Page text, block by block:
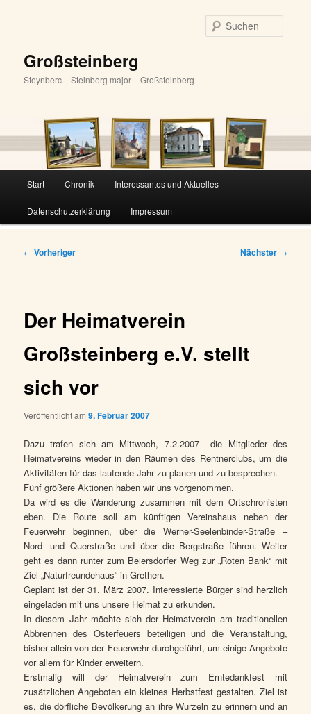
Großsteinberg
Steynberc – Steinberg major – Großsteinberg
Start Chronik Interessantes und Aktuelles
Datenschutzerklärung Impressum
Beitragsnavigation
← Vorheriger Nächster →
Der Heimatverein
Großsteinberg e.V. stellt
sich vor
Veröffentlicht am9. Februar 2007
Dazu trafen sich am Mittwoch, 7.2.2007 die Mitglieder des
Heimatvereins wieder in den Räumen des Rentnerclubs, um die
Aktivitäten für das laufende Jahr zu planen und zu besprechen.
Fünf größere Aktionen haben wir uns vorgenommen.
Da wird es die Wanderung zusammen mit dem Ortschronisten
eben. Die Route soll am künftigen Vereinshaus neben der
Feuerwehr beginnen, über die Werner-Seelenbinder-Straße –
Nord- und Querstraße und über die Bergstraße führen. Weiter
geht es dann runter zum Beiersdorfer Weg zur „Roten Bank“ mit
Ziel „Naturfreundehaus“ in Grethen.
Geplant ist der 31. März 2007. Interessierte Bürger sind herzlich
eingeladen mit uns unsere Heimat zu erkunden.
In diesem Jahr möchte sich der Heimatverein am traditionellen
Abbrennen des Osterfeuers beteiligen und die Veranstaltung,
bisher allein von der Feuerwehr durchgeführt, um einige Angebote
vor allem für Kinder erweitern.
Erstmalig will der Heimatverein zum Erntedankfest mit
zusätzlichen Angeboten ein kleines Herbstfest gestalten. Ziel ist
es, die dörfliche Bevölkerung an ihre Wurzeln zu erinnern und an